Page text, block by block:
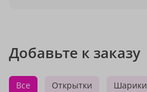
Добавьте к заказу
Все Открытки Шарики